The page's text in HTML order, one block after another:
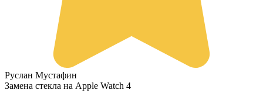
Руслан Мустафин
Замена стекла на Apple Watch 4